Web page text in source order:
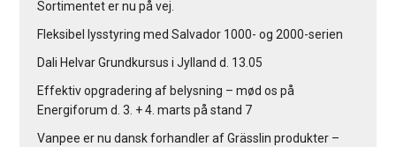
Sortimentet er nu på vej.
Fleksibel lysstyring med Salvador 1000- og 2000-serien
Dali Helvar Grundkursus i Jylland d. 13.05
Effektiv opgradering af belysning – mød os på
Energiforum d. 3. + 4. marts på stand 7
Vanpee er nu dansk forhandler af Grässlin produkter –